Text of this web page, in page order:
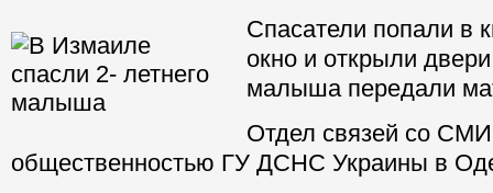
Спасатели попали в
окно и открыли
малыша передали
Отдел связей со
общественностью ГУ ДСНС Украины в